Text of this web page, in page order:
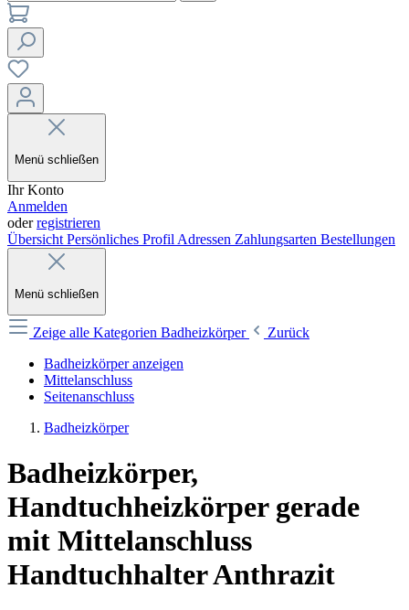
Menü schließen
Ihr Konto
Anmelden
oderregistrieren
Übersicht Persönliches Profil Adressen Zahlungsarten Bestellungen
Menü schließen
Zeige alle Kategorien Badheizkörper
Zurück
Badheizkörper anzeigen
Mittelanschluss
Seitenanschluss
Badheizkörper
Badheizkörper,
Handtuchheizkörper gerade
mit Mittelanschluss
Handtuchhalter Anthrazit